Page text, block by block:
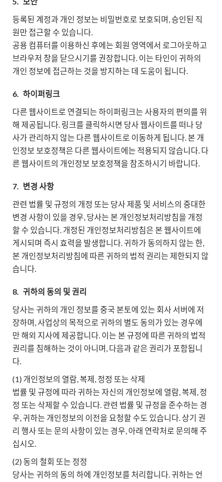
등록된 계정과 개인 정보는 비밀번호로 보호되며, 승인된 직
원만 접근할 수 있습니다.
공용 컴퓨터를 이용하신 후에는 회원 영역에서 로그아웃하고
브라우저 창을 닫으시기를 권장합니다. 이는 타인이 귀하의
개인 정보에 접근하는 것을 방지하는 데 도움이 됩니다.
6. 하이퍼링크
다른 웹사이트로 연결되는 하이퍼링크는 사용자의 편의를 위
해 제공됩니다. 링크를 클릭하시면 당사 웹사이트를 떠나 당
사가 관리하지 않는 다른 웹사이트로 이동하게 됩니다. 본 개
인정보 보호정책은 다른 웹사이트에는 적용되지 않습니다. 다
른 웹사이트의 개인정보 보호정책을 참조하시기 바랍니다.
7. 변경 사항
관련 법률 및 규정의 개정 또는 당사 제품 및 서비스의 중대한
변경 사항이 있을 경우, 당사는 본 개인정보처리방침을 개정
할 수 있습니다. 개정된 개인정보처리방침은 본 웹사이트에
게시되며 즉시 효력을 발생합니다. 귀하가 동의하지 않는 한,
본 개인정보처리방침에 따른 귀하의 법적 권리는 제한되지 않
습니다.
8. 귀하의 동의 및 권리
당사는 귀하의 개인 정보를 중국 본토에 있는 회사 서버에 저
장하며, 사업상의 목적으로 귀하의 별도 동의가 있는 경우에
만 해외 지사에 제공합니다. 이는 본 규정에 따른 귀하의 법적
권리를 침해하는 것이 아니며, 다음과 같은 권리가 포함됩니
다.
(1) 개인정보의 열람, 복제, 정정 또는 삭제
법률 및 규정에 따라 귀하는 자신의 개인정보에 열람, 복제, 정
정 또는 삭제할 수 있습니다. 관련 법률 및 규정을 준수하는 경
우, 귀하는 개인정보의 이전을 요청할 수도 있습니다. 상기 권
리 행사 또는 문의 사항이 있는 경우, 아래 연락처로 문의해 주
십시오.
(2) 동의 철회 또는 정정
당사는 귀하의 동의 하에 개인정보를 처리합니다. 귀하는 언